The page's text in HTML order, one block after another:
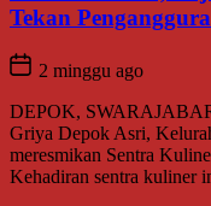
Tekan
2 minggu ago
DEPOK,
Griya Depok Asri,
meresmikan Sentra
Kehadiran sentra